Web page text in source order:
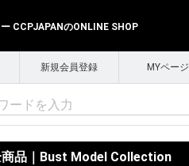
CCPJAPANのONLINE SHOP
新規会員登録 MYページ
品 Bust Model Collection